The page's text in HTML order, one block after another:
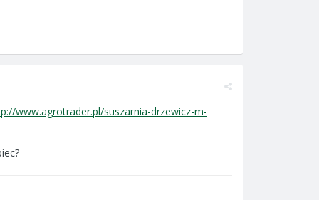
www.agrotrader.pl/suszarnia-drzewicz-m-